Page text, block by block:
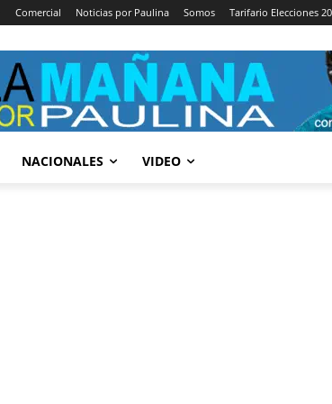
Comercial Noticias por Paulina Somos Tarifario Elecciones
NACIONALES VIDEO